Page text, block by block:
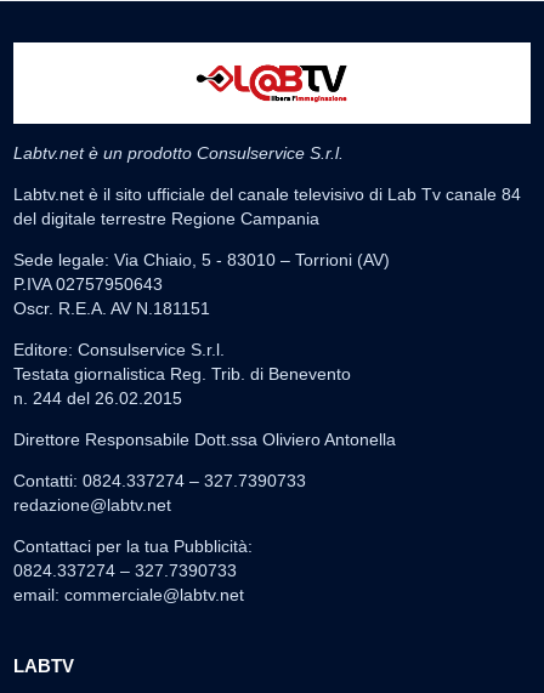
Labtv.net è un prodotto Consulservice S.r.l.
Labtv.net è il sito ufficiale del canale televisivo di Lab Tv canale 84
del digitale terrestre Regione Campania
Sede legale: Via Chiaio, 5 - 83010 – Torrioni (AV)
P.IVA 02757950643
Oscr. R.E.A. AV N.181151
Editore: Consulservice S.r.l.
Testata giornalistica Reg. Trib. di Benevento
n. 244 del 26.02.2015
Direttore Responsabile Dott.ssa Oliviero Antonella
Contatti: 0824.337274 – 327.7390733
redazione@labtv.net
Contattaci per la tua Pubblicità:
0824.337274 – 327.7390733
email: commerciale@labtv.net
LABTV